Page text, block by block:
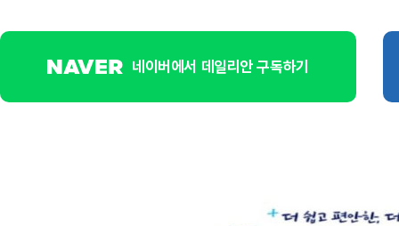
네이버에서 데일리안 구독하기